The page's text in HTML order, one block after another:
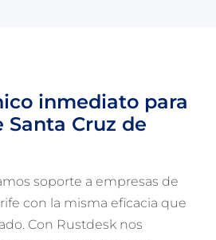
inmediato para
Santa Cruz de
soporte a empresas de
con la misma eficacia que
Con Rustdesk nos